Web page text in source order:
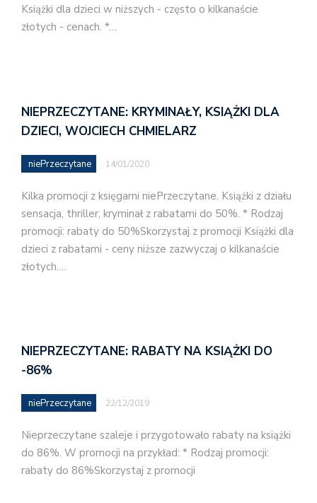
Książki dla dzieci w niższych - często o kilkanaście
złotych - cenach. *…
NIEPRZECZYTANE: KRYMINAŁY, KSIĄŻKI DLA
DZIECI, WOJCIECH CHMIELARZ
niePrzeczytane 14/01/2020
Kilka promocji z księgarni niePrzeczytane. Książki z działu
sensacja, thriller, kryminał z rabatami do 50%. * Rodzaj
promocji: rabaty do 50%Skorzystaj z promocji Książki dla
dzieci z rabatami - ceny niższe zazwyczaj o kilkanaście
złotych.…
NIEPRZECZYTANE: RABATY NA KSIĄŻKI DO
-86%
niePrzeczytane 22/12/2019
Nieprzeczytane szaleje i przygotowało rabaty na książki
do 86%. W promocji na przykład: * Rodzaj promocji:
rabaty do 86%Skorzystaj z promocji